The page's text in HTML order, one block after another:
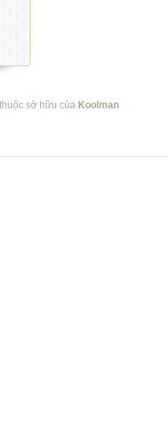
sở hữu của Koolman